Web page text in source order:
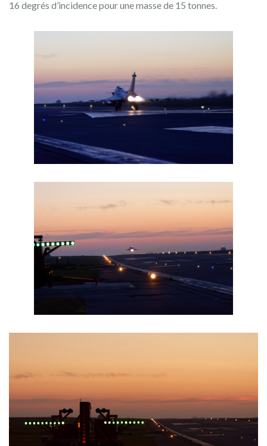
16 degrés d’incidence pour une masse de 15 tonnes.